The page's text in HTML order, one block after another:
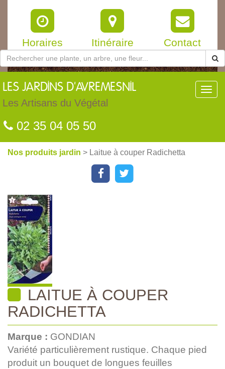
Horaires Itinéraire Contact
LES JARDINS D'AVREMESNIL
Les Artisans du Végétal
02 35 04 05 50
Nos produits jardin > Laitue à couper Radichetta
LAITUE À COUPER
RADICHETTA
Marque : GONDIAN
Variété particulièrement rustique. Chaque pied
produit un bouquet de longues feuilles